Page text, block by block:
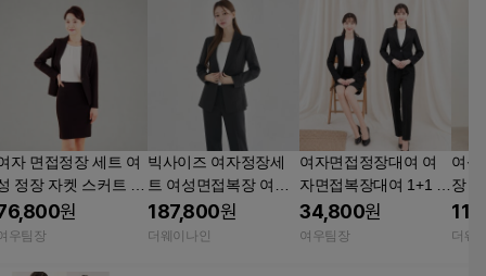
자 면접정장 세트 여
정장 자켓 스커트 투
스 빅사이즈 면접복
원
우팀장
빅사이즈 여자정장세
트 여성면접복장 여자
바지정장 공무원 경찰
면접 [에이바 바지세트]
187,800원
더웨이나인
여자면접정장대여 여
자면접복장대여 1+1 빅
사이즈 면접복 공무원
간호사 호텔유니폼
34,800원
여우팀장
여성
장
빅사
세트
더웨